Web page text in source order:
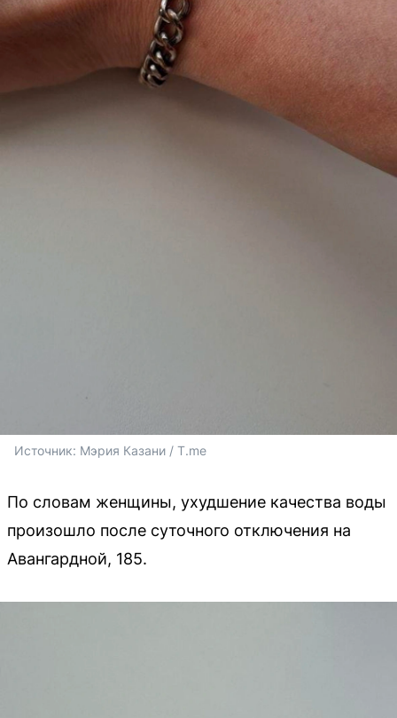
Источник: Мэрия Казани / T.me
По словам женщины, ухудшение качества воды
произошло после суточного отключения на
Авангардной, 185.